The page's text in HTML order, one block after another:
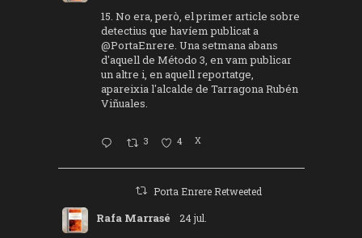
15. No era, però, el primer article sobre
detectius que havíem publicat a
@PortaEnrere. Una setmana abans
d'aquell de Método 3, en vam publicar
un altre i, en aquell reportatge,
apareixia l'alcalde de Tarragona Rubén
Viñuales.
3 4 X
Porta Enrere Retweeted
Rafa Marrasé 24 jul.